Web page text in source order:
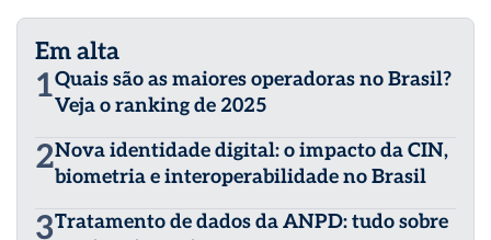
Em alta
1Quais são as maiores operadoras no Brasil?
Veja o ranking de 2025
2Nova identidade digital: o impacto da CIN,
biometria e interoperabilidade no Brasil
3Tratamento de dados da ANPD: tudo sobre